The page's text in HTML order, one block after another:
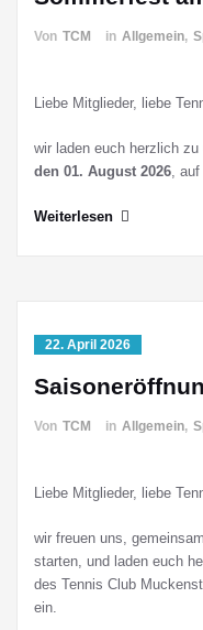
Von TCM in Allgemein,
Liebe Mitglieder, liebe
wir laden euch herzlich zu
den 01. August 2026, auf
Weiterlesen
22. April 2026
Von TCM in Allgemein,
Liebe Mitglieder, liebe
wir freuen uns,
starten, und laden euch
des Tennis Club
ein.